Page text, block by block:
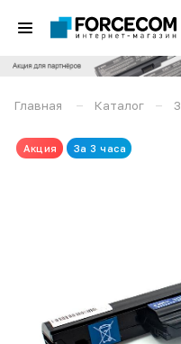
Главная – Каталог –
Акция За 3 часа